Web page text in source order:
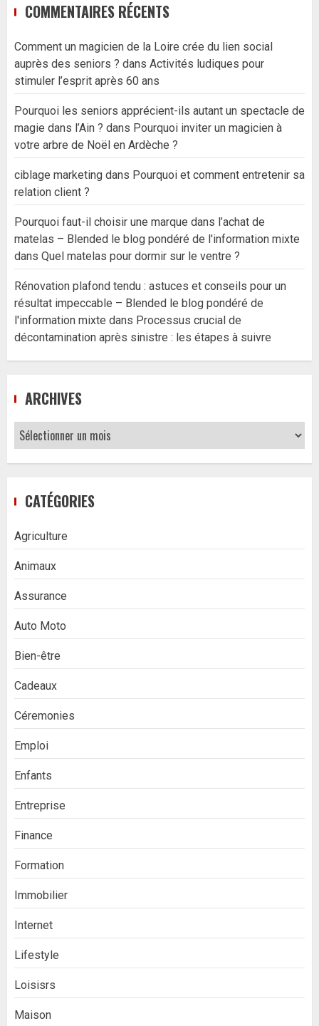
COMMENTAIRES RÉCENTS
Comment un magicien de la Loire crée du lien social
auprès des seniors ? dans Activités ludiques pour
stimuler l’esprit après 60 ans
Pourquoi les seniors apprécient-ils autant un spectacle de
magie dans l’Ain ? dans Pourquoi inviter un magicien à
votre arbre de Noël en Ardèche ?
ciblage marketing dans Pourquoi et comment entretenir sa
relation client ?
Pourquoi faut-il choisir une marque dans l’achat de
matelas – Blended le blog pondéré de l'information mixte
dans Quel matelas pour dormir sur le ventre ?
Rénovation plafond tendu : astuces et conseils pour un
résultat impeccable – Blended le blog pondéré de
l'information mixte dans Processus crucial de
décontamination après sinistre : les étapes à suivre
ARCHIVES
Archives
CATÉGORIES
Agriculture
Animaux
Assurance
Auto Moto
Bien-être
Cadeaux
Céremonies
Emploi
Enfants
Entreprise
Finance
Formation
Immobilier
Internet
Lifestyle
Loisisrs
Maison